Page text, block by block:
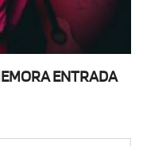
ENTRADA